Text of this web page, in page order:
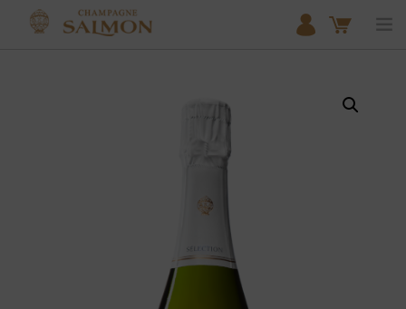
NOS COLLECTIONS
LE DOMAINE
ACTUALITÉS
PARTENAIRES